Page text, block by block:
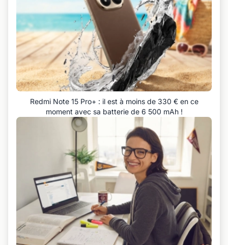
Redmi Note 15 Pro+ : il est à moins de 330 € en ce
moment avec sa batterie de 6 500 mAh !